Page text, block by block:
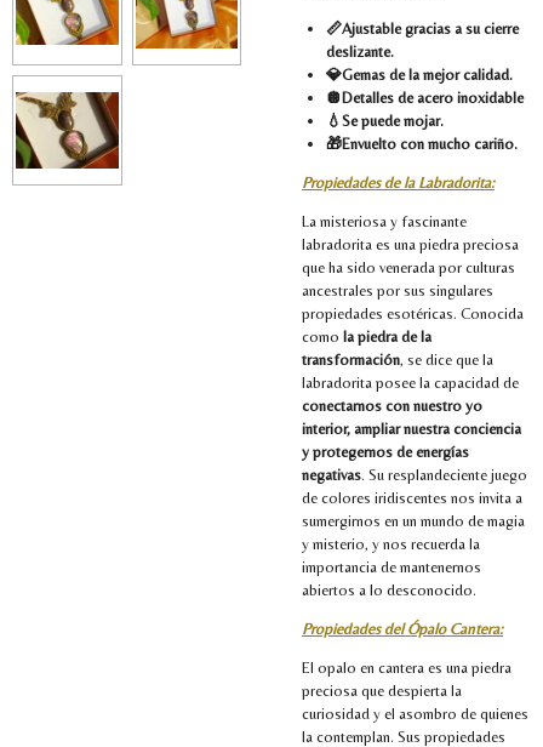
📏Ajustable gracias a su cierre
deslizante.
💎Gemas de la mejor calidad.
🪩Detalles de acero inoxidable
💧Se puede mojar.
🎁Envuelto con mucho cariño.
Propiedades de la Labradorita:
La misteriosa y fascinante
labradorita es una piedra preciosa
que ha sido venerada por culturas
ancestrales por sus singulares
propiedades esotéricas. Conocida
como la piedra de la
transformación, se dice que la
labradorita posee la capacidad de
conectarnos con nuestro yo
interior, ampliar nuestra conciencia
y protegernos de energías
negativas. Su resplandeciente juego
de colores iridiscentes nos invita a
sumergirnos en un mundo de magia
y misterio, y nos recuerda la
importancia de mantenernos
abiertos a lo desconocido.
Propiedades del Ópalo Cantera:
El opalo en cantera es una piedra
preciosa que despierta la
curiosidad y el asombro de quienes
la contemplan. Sus propiedades